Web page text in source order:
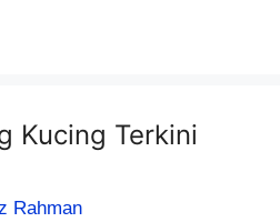
Kucing Terkini
Rahman